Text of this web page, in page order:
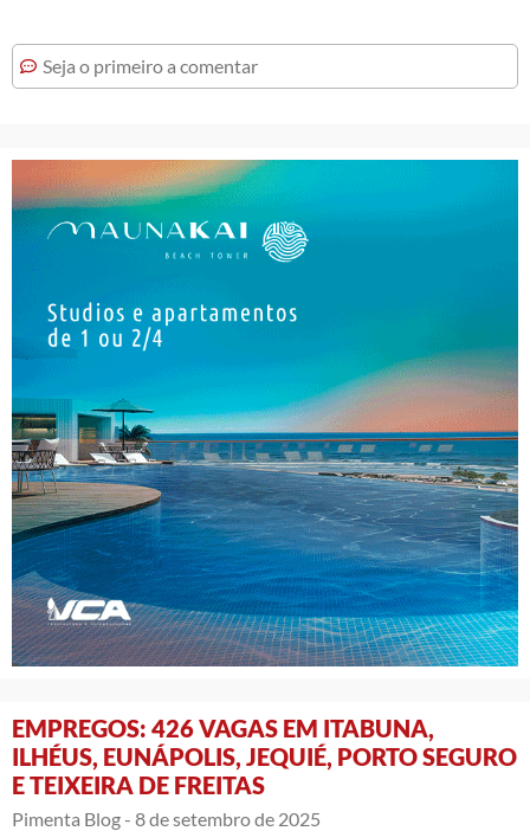
Seja o primeiro a comentar
EMPREGOS: 426 VAGAS EM ITABUNA,
ILHÉUS, EUNÁPOLIS, JEQUIÉ, PORTO SEGURO
E TEIXEIRA DE FREITAS
Pimenta Blog - 8 de setembro de 2025